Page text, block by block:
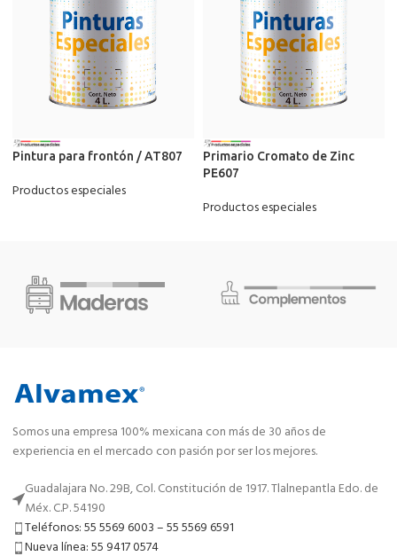
Pintura para frontón / AT807
Productos especiales
Primario Cromato de Zinc
PE607
Productos especiales
Somos una empresa 100% mexicana con más de 30 años de
experiencia en el mercado con pasión por ser los mejores.
Guadalajara No. 29B, Col. Constitución de 1917. Tlalnepantla Edo. de
Méx. C.P. 54190
Teléfonos: 55 5569 6003 – 55 5569 6591
Nueva línea: 55 9417 0574